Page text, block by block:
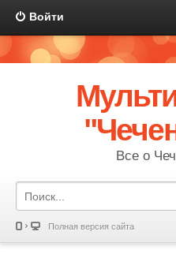
Войти
Все о
Полная версия сайта